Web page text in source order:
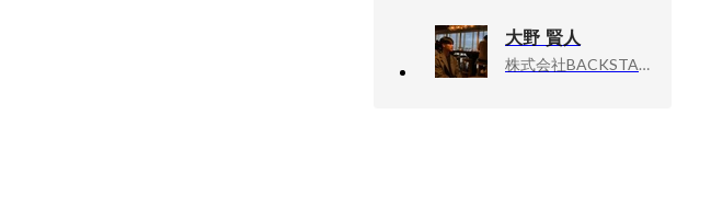
大野 賢人
株式会社BACKSTAGE, エンタメ事業本部 エンタメ企画グループ